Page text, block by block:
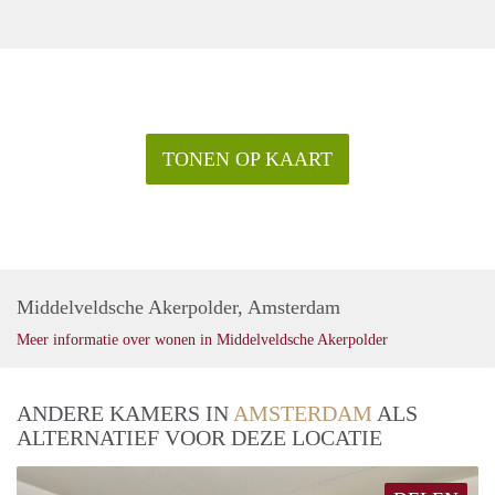
TONEN OP KAART
Middelveldsche Akerpolder, Amsterdam
Meer informatie over wonen in Middelveldsche Akerpolder
ANDERE KAMERS IN AMSTERDAM ALS
ALTERNATIEF VOOR DEZE LOCATIE